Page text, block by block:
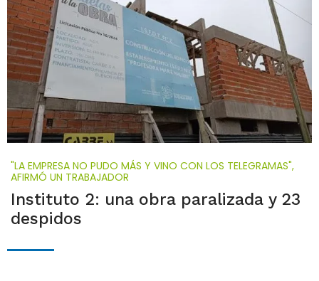
"LA EMPRESA NO PUDO MÁS Y VINO CON LOS TELEGRAMAS",
AFIRMÓ UN TRABAJADOR
Instituto 2: una obra paralizada y 23
despidos